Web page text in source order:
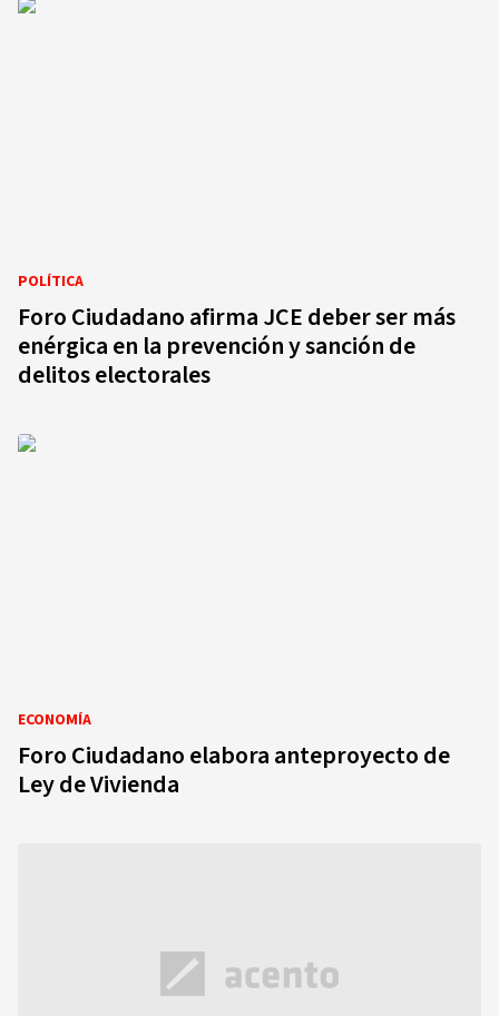
POLÍTICA
Foro Ciudadano afirma JCE deber ser más
enérgica en la prevención y sanción de
delitos electorales
ECONOMÍA
Foro Ciudadano elabora anteproyecto de
Ley de Vivienda